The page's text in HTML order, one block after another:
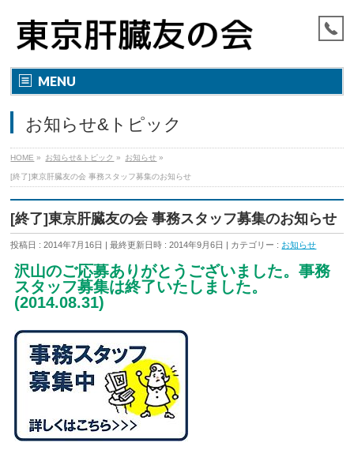
MENU
お知らせ&トピック
HOME » お知らせ&トピック » お知らせ »
[終了]東京肝臓友の会 事務スタッフ募集のお知らせ
[終了]東京肝臓友の会 事務スタッフ募集のお知らせ
投稿日 : 2014年7月16日 最終更新日時 : 2014年9月6日 カテゴリー : お知らせ
沢山のご応募ありがとうございました。事務
スタッフ募集は終了いたしました。
(2014.08.31)